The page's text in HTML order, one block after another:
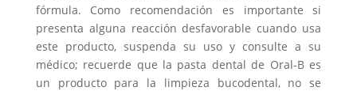
fórmula. Como recomendación es importante si
presenta alguna reacción desfavorable cuando usa
este producto, suspenda su uso y consulte a su
médico; recuerde que la pasta dental de Oral-B es
un producto para la limpieza bucodental, no se